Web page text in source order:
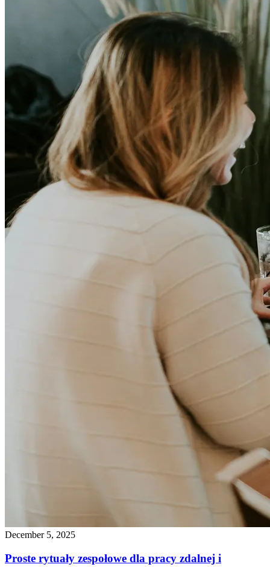
December 5, 2025
Proste rytuały zespołowe dla pracy zdalnej i